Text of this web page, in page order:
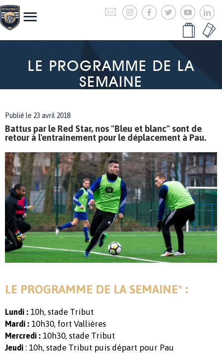
LE PROGRAMME DE LA
SEMAINE
Publié le 23 avril 2018
Battus par le Red Star, nos "Bleu et blanc" sont de
retour à l'entrainement pour le déplacement à Pau.
LE PROGRAMME DE LA SEMAINE* :
Lundi : 10h, stade Tribut
Mardi : 10h30, fort Vallières
Mercredi : 10h30, stade Tribut
Jeudi : 10h, stade Tribut puis départ pour Pau